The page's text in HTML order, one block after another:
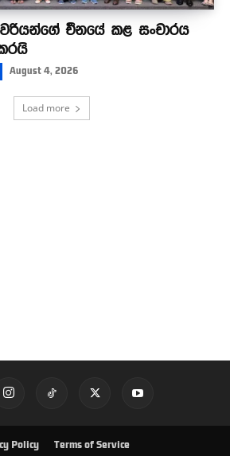
චීනයේ කළ සංචාරය
August 4, 2026
Load more
Policy Terms of Service